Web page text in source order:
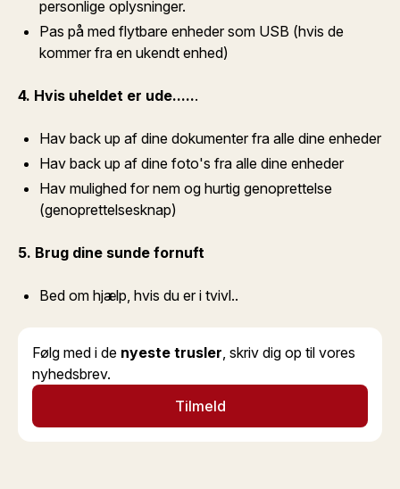
personlige oplysninger.
Pas på med flytbare enheder som USB (hvis de
kommer fra en ukendt enhed)
4. Hvis uheldet er ude......
Hav back up af dine dokumenter fra alle dine enheder
Hav back up af dine foto's fra alle dine enheder
Hav mulighed for nem og hurtig genoprettelse
(genoprettelsesknap)
5. Brug dine sunde fornuft
Bed om hjælp, hvis du er i tvivl..
Følg med i de nyeste trusler, skriv dig op til vores
nyhedsbrev.
Tilmeld